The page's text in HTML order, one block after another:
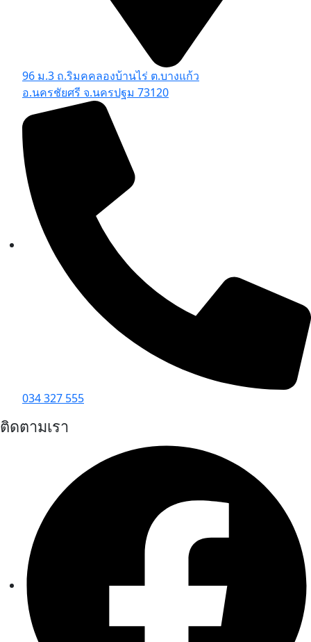
96 ม.3 ถ.ริมคคลองบ้านไร่ ต.บางแก้ว
อ.นครชัยศรี จ.นครปฐม 73120
034 327 555
ติดตามเรา